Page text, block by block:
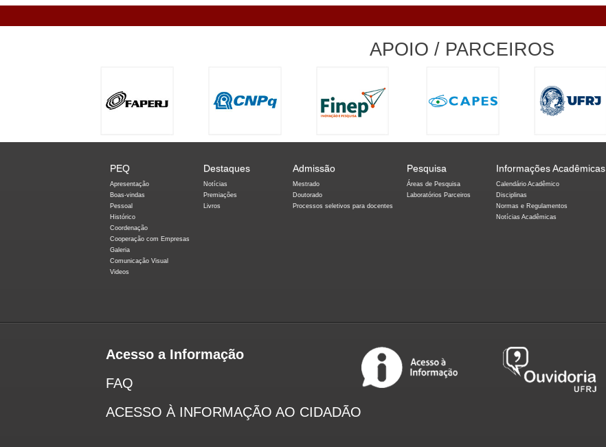
APOIO / PARCEIROS
PEQ
Apresentação
Boas-vindas
Pessoal
Histórico
Coordenação
Cooperação com Empresas
Galeria
Comunicação Visual
Videos
Destaques
Notícias
Premiações
Livros
Admissão
Mestrado
Doutorado
Processos seletivos para docentes
Pesquisa
Áreas de Pesquisa
Laboratórios Parceiros
Informações Acadêmicas
Calendário Acadêmico
Disciplinas
Normas e Regulamentos
Notícias Acadêmicas
Acesso a Informação
FAQ
ACESSO À INFORMAÇÃO AO CIDADÃO